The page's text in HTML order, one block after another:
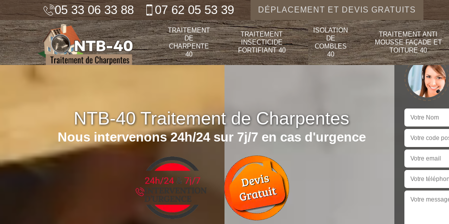
05 33 06 33 88 07 62 05 53 39 DÉPLACEMENT ET DEVIS GRATUITS
TRAITEMENT
DE
CHARPENTE
40
TRAITEMENT
INSECTICIDE
FORTIFIANT 40
ISOLATION
DE
COMBLES
40
TRAITEMENT ANTI
MOUSSE FAÇADE ET
TOITURE 40
NTB-40 Traitement de Charpentes
Nous intervenons 24h/24 sur 7j/7 en cas d'urgence